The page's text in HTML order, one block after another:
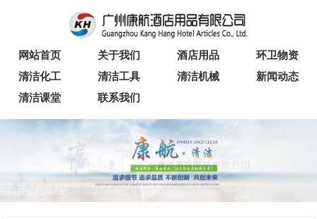
网站首页 关于我们 酒店用品
环卫物资
清洁化工
清洁工具 清洁机械
新闻动态
清洁课堂
联系我们